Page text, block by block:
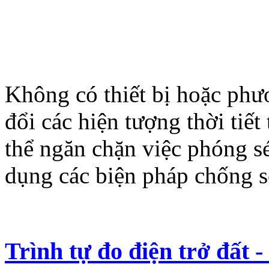
Không có thiết bị hoặc
đổi các hiện tượng thời tiết
thể ngăn chặn việc phóng
dụng các biện pháp chống
Trình tự đo điện trở đất -